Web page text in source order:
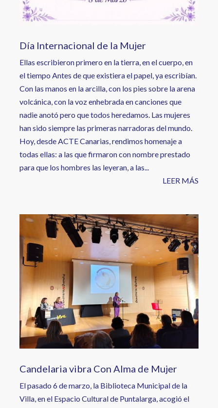
Día Internacional de la Mujer
Ellas escribieron primero en la tierra, en el cuerpo, en
el tiempo Antes de que existiera el papel, ya escribían.
Con las manos en la arcilla, con los pies sobre la arena
volcánica, con la voz enhebrada en canciones que
nadie anotó pero que todos heredamos. Las mujeres
han sido siempre las primeras narradoras del mundo.
Hoy, desde ACTE Canarias, rendimos homenaje a
todas ellas: a las que firmaron con nombre prestado
para que los hombres las leyeran, a las...
LEER MÁS
Image
Candelaria vibra Con Alma de Mujer
El pasado 6 de marzo, la Biblioteca Municipal de la
Villa, en el Espacio Cultural de Puntalarga, acogió el